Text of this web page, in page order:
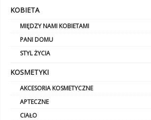
KOBIETA
MIĘDZY NAMI KOBIETAMI
PANI DOMU
STYL ŻYCIA
KOSMETYKI
AKCESORIA KOSMETYCZNE
APTECZNE
CIAŁO